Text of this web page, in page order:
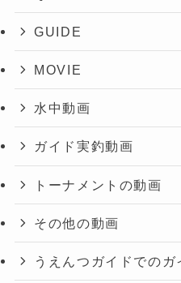
GUIDE
MOVIE
水中動画
ガイド実釣動画
トーナメントの動画
その他の動画
うえんつガイドでの